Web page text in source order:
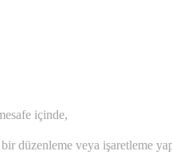
içinde,
düzenleme veya işaretleme